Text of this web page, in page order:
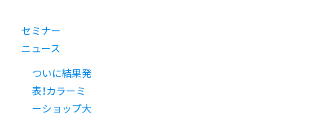
セミナー
ニュース
ついに結果発
表！カラーミ
ーショップ大